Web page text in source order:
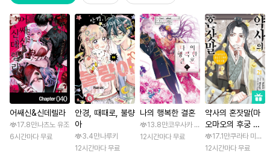
어쌔신&신데렐라
17.8만나츠노 유조
6시간마다 무료
안경, 때때로, 불량
아
3.4만나루키
12시간마다 무료
나의 행복한 결혼
13.8만코우사카 리토 / 아기토기 아쿠미
12시간마다 무료
약사의 혼잣말(마
오마오의 후궁 수
수께끼 풀이수첩)
17.1만쿠라타 미노
12시간마다 무료